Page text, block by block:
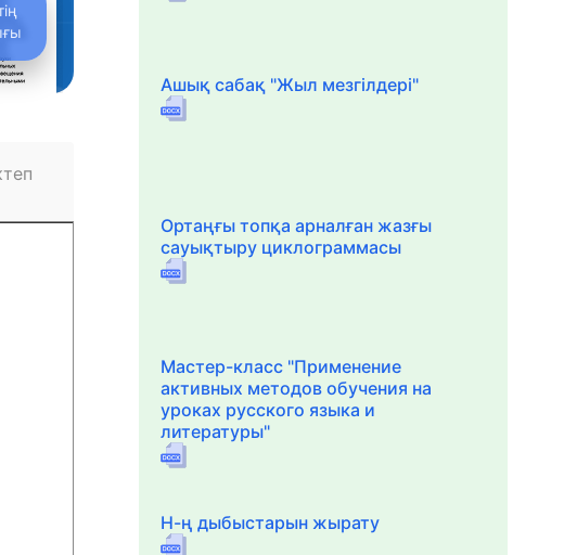
Ашық сабақ "Жыл мезгілдері"
Ортаңғы топқа арналған жазғы
сауықтыру циклограммасы
Мастер-класс "Применение
активных методов обучения на
уроках русского языка и
литературы"
Н-ң дыбыстарын жырату